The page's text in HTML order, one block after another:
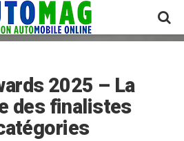
2025 – La
des finalistes